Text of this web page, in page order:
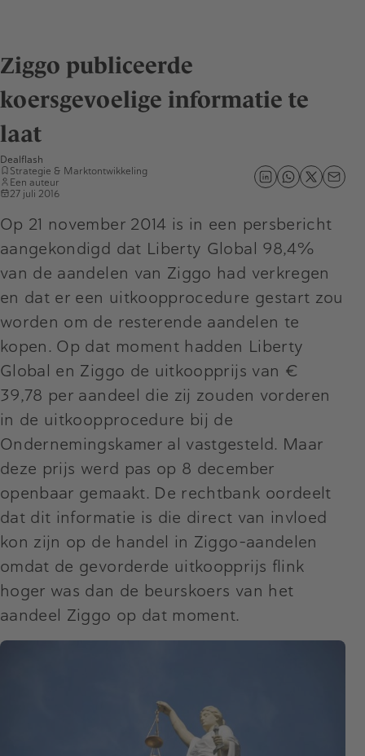
Ziggo publiceerde
koersgevoelige informatie te
laat
Dealflash
Strategie & Marktontwikkeling
Een auteur
27 juli 2016
Op 21 november 2014 is in een persbericht
aangekondigd dat Liberty Global 98,4%
van de aandelen van Ziggo had verkregen
en dat er een uitkoopprocedure gestart zou
worden om de resterende aandelen te
kopen. Op dat moment hadden Liberty
Global en Ziggo de uitkoopprijs van €
39,78 per aandeel die zij zouden vorderen
in de uitkoopprocedure bij de
Ondernemingskamer al vastgesteld. Maar
deze prijs werd pas op 8 december
openbaar gemaakt. De rechtbank oordeelt
dat dit informatie is die direct van invloed
kon zijn op de handel in Ziggo-aandelen
omdat de gevorderde uitkoopprijs flink
hoger was dan de beurskoers van het
aandeel Ziggo op dat moment.